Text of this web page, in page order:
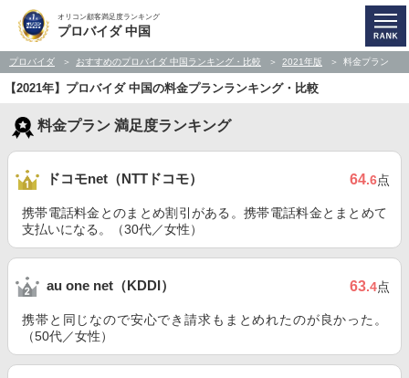
オリコン顧客満足度ランキング
プロバイダ 中国
プロバイダ おすすめのプロバイダ 中国ランキング・比較 2021年版 料金プラン
【2021年】プロバイダ 中国の料金プランランキング・比較
料金プラン 満足度ランキング
ドコモnet（NTTドコモ） 64.6点
携帯電話料金とのまとめ割引がある。携帯電話料金とまとめて
支払いになる。（30代／女性）
au one net（KDDI） 63.4点
携帯と同じなので安心でき請求もまとめれたのが良かった。
（50代／女性）